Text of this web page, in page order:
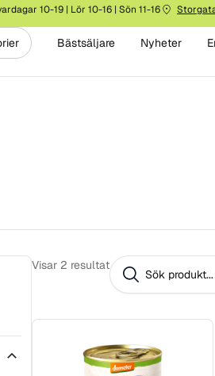
10-19 | Lör 10-16 | Sön 11-16
Bästsäljare Nyheter
Visar 2 resultat